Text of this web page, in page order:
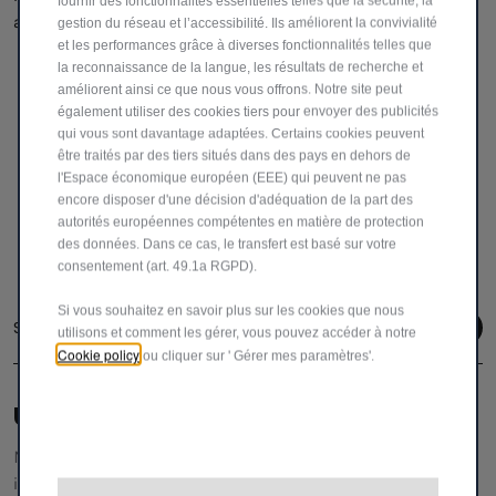
altérée et se détériore.
Suivez-nous
UNE ÉQUIPE DÉDIÉE POUR VOUS AIDER
Notre service clientèle vous fournira toutes les
informations et l'assistance dont vous avez besoin.
gestion du réseau et l’accessibilité. Ils améliorent la convivialité
et les performances grâce à diverses fonctionnalités telles que
la reconnaissance de la langue, les résultats de recherche et
améliorent ainsi ce que nous vous offrons. Notre site peut
également utiliser des cookies tiers pour envoyer des publicités
qui vous sont davantage adaptées. Certains cookies peuvent
être traités par des tiers situés dans des pays en dehors de
l'Espace économique européen (EEE) qui peuvent ne pas
encore disposer d'une décision d'adéquation de la part des
autorités européennes compétentes en matière de protection
des données. Dans ce cas, le transfert est basé sur votre
consentement (art. 49.1a RGPD).
Si vous souhaitez en savoir plus sur les cookies que nous
utilisons et comment les gérer, vous pouvez accéder à notre
Cookie policy ou cliquer sur ' Gérer mes paramètres'.